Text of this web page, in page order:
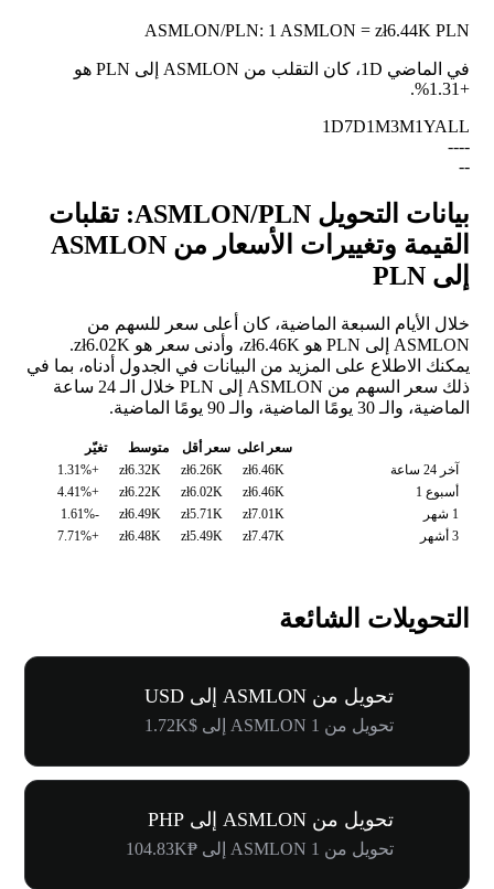
ASMLON/PLN: 1 ASMLON = zł6.44K PLN
في الماضي 1D، كان التقلب من ASMLON إلى PLN هو
+1.31%
.
1D7D1M3M1YALL
--
--
--
بيانات التحويل ASMLON/PLN: تقلبات
القيمة وتغييرات الأسعار من ASMLON
إلى PLN
خلال الأيام السبعة الماضية، كان أعلى سعر للسهم من
ASMLON إلى PLN هو zł6.46K، وأدنى سعر هو zł6.02K.
يمكنك الاطلاع على المزيد من البيانات في الجدول أدناه، بما في
ذلك سعر السهم من ASMLON إلى PLN خلال الـ 24 ساعة
الماضية، والـ 30 يومًا الماضية، والـ 90 يومًا الماضية.
سعر اعلى سعر أقل متوسط
تغيّر
آخر 24 ساعة
zł6.46K
zł6.26K
zł6.32K
+1.31%
أسبوع 1
zł6.46K
zł6.02K
zł6.22K
+4.41%
1 شهر
zł7.01K
zł5.71K
zł6.49K
-1.61%
3 أشهر
zł7.47K
zł5.49K
zł6.48K
+7.71%
التحويلات الشائعة
تحويل من ASMLON إلى USD
تحويل من 1 ASMLON إلى $1.72K
تحويل من ASMLON إلى PHP
تحويل من 1 ASMLON إلى ₱104.83K